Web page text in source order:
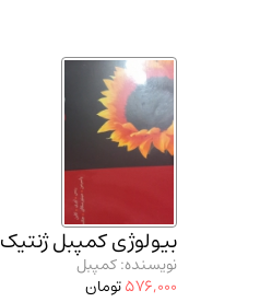
بیولوژی کمپبل ژنتیک
نویسنده: کمپبل
576,000تومان